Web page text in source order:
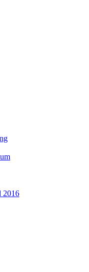
Rodheim
2016